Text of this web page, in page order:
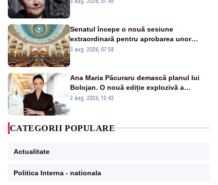
Senatul începe o nouă sesiune
extraordinară pentru aprobarea unor
jaloane din PNRR
3 aug. 2026, 07:58
Ana Maria Păcuraru demască planul lui
Bolojan. O nouă ediție explozivă a
emisiunii „Miza Zilei” la Realitatea PLUS
2 aug. 2026, 15:42
CATEGORII POPULARE
Actualitate
Politica Interna - nationala